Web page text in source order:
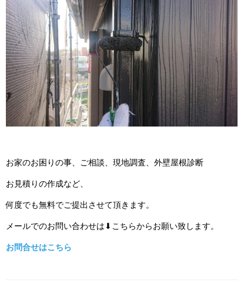
お家のお困りの事、ご相談、現地調査、外壁屋根診断
お見積りの作成など、
何度でも無料でご提出させて頂きます。
メールでのお問い合わせは⬇こちらからお願い致します。
お問合せはこちら